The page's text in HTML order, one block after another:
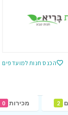
הכנס חנות למועדפים
2 מכירות 0